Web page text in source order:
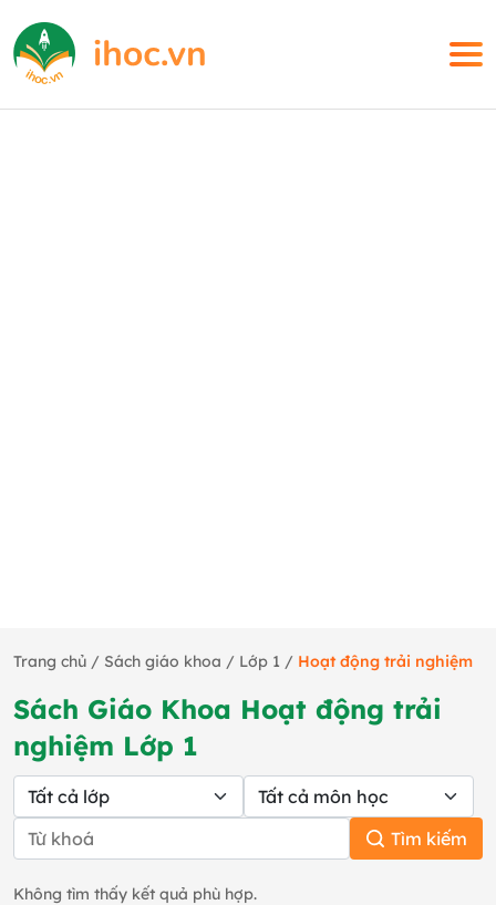
Trang chủ / Sách giáo khoa / Lớp 1 / Hoạt động trải nghiệm
Sách Giáo Khoa Hoạt động trải
nghiệm Lớp 1
Tìm kiếm
Không tìm thấy kết quả phù hợp.